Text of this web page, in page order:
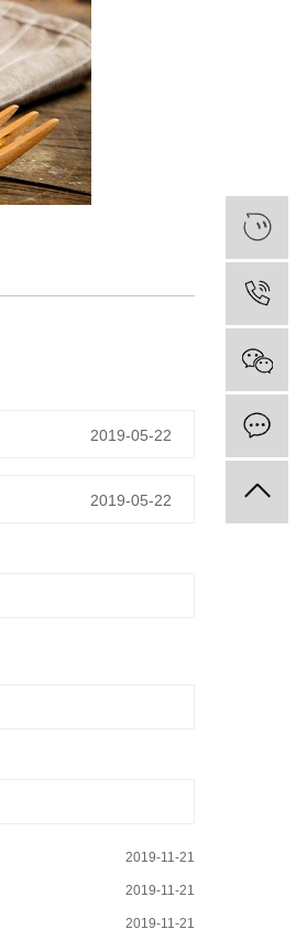
2019-05-22
2019-05-22
2019-11-21
2019-11-21
2019-11-21